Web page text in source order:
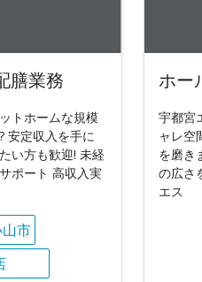
膳業務
トホームな規模
安定収入を手に
い方も歓迎! 未経
ポート 高収入実
市
ホー
宇都宮
ャレ空
を磨き
の広さ
エス